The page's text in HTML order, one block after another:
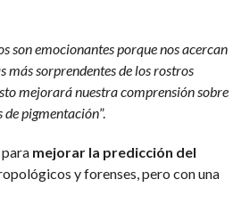
son emocionantes porque nos acercan
más sorprendentes de los rostros
mejorará nuestra comprensión sobre
de pigmentación”.
mejorar la predicción del
y forenses, pero con una